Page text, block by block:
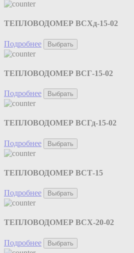
ТЕПЛОВОДОМЕР ВСХд-15-02
Подробнее Выбрать
ТЕПЛОВОДОМЕР ВСГ-15-02
Подробнее Выбрать
ТЕПЛОВОДОМЕР ВСГд-15-02
Подробнее Выбрать
ТЕПЛОВОДОМЕР ВСТ-15
Подробнее Выбрать
ТЕПЛОВОДОМЕР ВСХ-20-02
Подробнее Выбрать